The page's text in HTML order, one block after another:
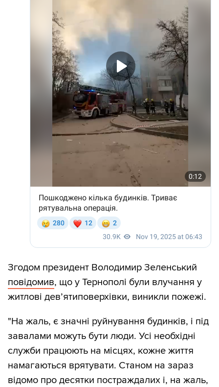
Згодом президент Володимир Зеленський
повідомив, що у Тернополі були влучання у
житлові девʼятиповерхівки, виникли пожежі.
"На жаль, є значні руйнування будинків, і під
завалами можуть бути люди. Усі необхідні
служби працюють на місцях, кожне життя
намагаються врятувати. Станом на зараз
відомо про десятки постраждалих і, на жаль,